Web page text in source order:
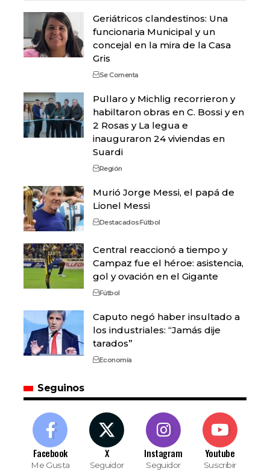
Geriátricos clandestinos: Una
funcionaria Municipal y un
concejal en la mira de la Casa
Gris
Se Comenta
Pullaro y Michlig recorrieron y
habiltaron obras en C. Bossi y en
2 Rosas y La legua e
inauguraron 24 viviendas en
Suardi
Región
Murió Jorge Messi, el papá de
Lionel Messi
DestacadosFútbol
Central reaccionó a tiempo y
Campaz fue el héroe: asistencia,
gol y ovación en el Gigante
Fútbol
Caputo negó haber insultado a
los industriales: “Jamás dije
tarados”
Economía
Seguinos
Facebook
Me Gusta
X
Seguidor
Instagram
Seguidor
Youtube
Suscribir